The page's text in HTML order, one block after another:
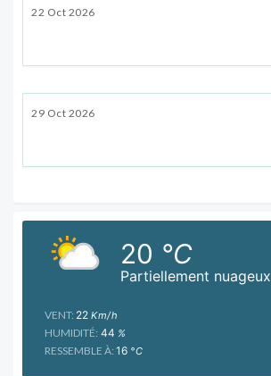
22 Oct 2026
29 Oct 2026
Partiellement nuageux
20 °C
VENT: 22 Km/h
HUMIDITÉ: 44 %
RESSEMBLE À: 16 °C